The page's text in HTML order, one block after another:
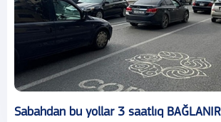
Sabahdan bu yollar 3 saatlıq BAĞLANIR